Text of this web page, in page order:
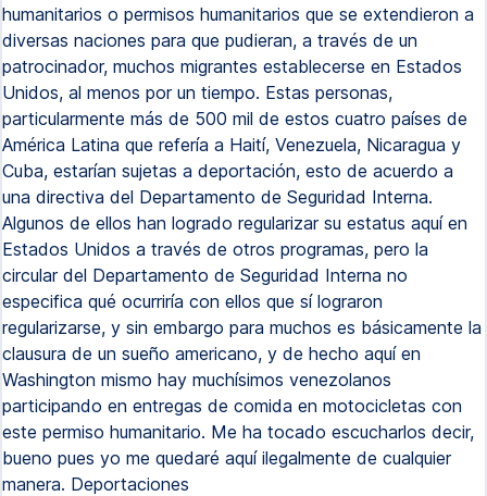
humanitarios o permisos humanitarios que se extendieron a
diversas naciones para que pudieran, a través de un
patrocinador, muchos migrantes establecerse en Estados
Unidos, al menos por un tiempo. Estas personas,
particularmente más de 500 mil de estos cuatro países de
América Latina que refería a Haití, Venezuela, Nicaragua y
Cuba, estarían sujetas a deportación, esto de acuerdo a
una directiva del Departamento de Seguridad Interna.
Algunos de ellos han logrado regularizar su estatus aquí en
Estados Unidos a través de otros programas, pero la
circular del Departamento de Seguridad Interna no
especifica qué ocurriría con ellos que sí lograron
regularizarse, y sin embargo para muchos es básicamente la
clausura de un sueño americano, y de hecho aquí en
Washington mismo hay muchísimos venezolanos
participando en entregas de comida en motocicletas con
este permiso humanitario. Me ha tocado escucharlos decir,
bueno pues yo me quedaré aquí ilegalmente de cualquier
manera. Deportaciones